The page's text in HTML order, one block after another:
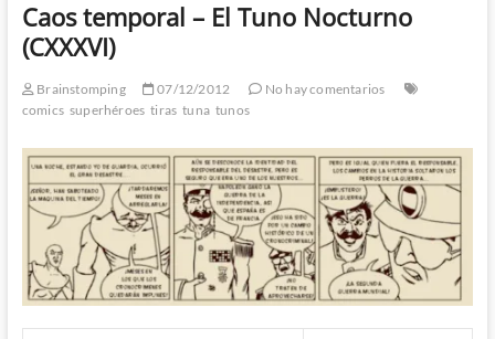
Caos temporal – El Tuno Nocturno
(CXXXVI)
Brainstomping 07/12/2012
No hay comentarios
comics superhéroes tiras tuna tunos